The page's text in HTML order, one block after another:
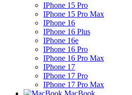
IPhone 15 Pro
IPhone 15 Pro Max
IPhone 16
IPhone 16 Plus
IPhone 16e
IPhone 16 Pro
IPhone 16 Pro Max
IPhone 17
IPhone 17 Pro
IPhone 17 Pro Max
MacBook